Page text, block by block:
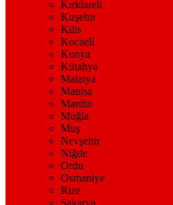
Kırklareli
Kırşehir
Kilis
Kocaeli
Konya
Kütahya
Malatya
Manisa
Mardin
Muğla
Muş
Nevşehir
Niğde
Ordu
Osmaniye
Rize
Sakarya